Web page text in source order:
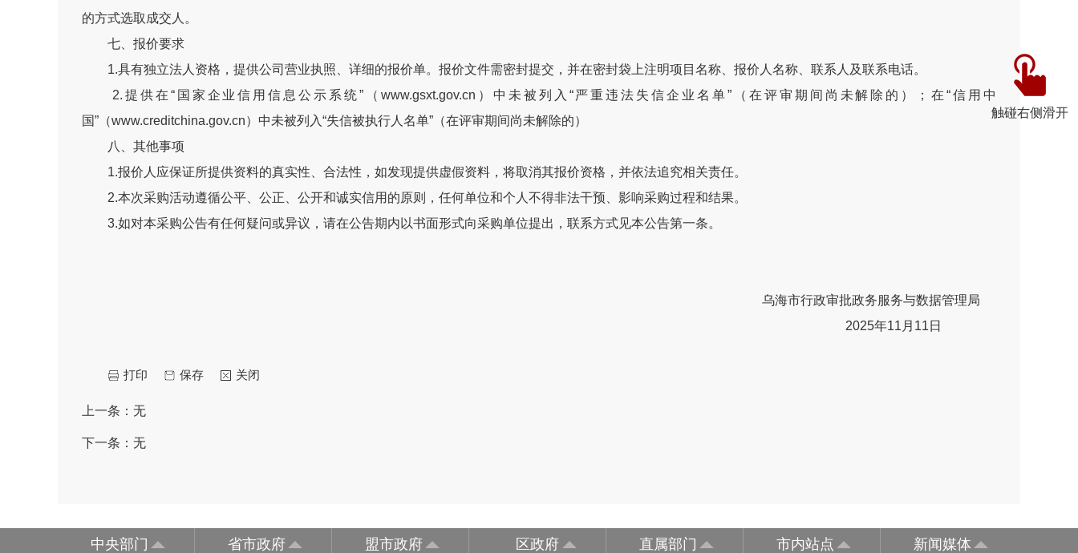
触碰右侧滑开
的方式选取成交人。
七、报价要求
1.具有独立法人资格，提供公司营业执照、详细的报价单。报价文件需密封提交，并在密封袋上注明项目名称、报价人名称、联系人及联系电话。
2.提供在“国家企业信用信息公示系统”（www.gsxt.gov.cn）中未被列入“严重违法失信企业名单”（在评审期间尚未解除的）；在“信用中
国”（www.creditchina.gov.cn）中未被列入“失信被执行人名单”（在评审期间尚未解除的）
八、其他事项
1.报价人应保证所提供资料的真实性、合法性，如发现提供虚假资料，将取消其报价资格，并依法追究相关责任。
2.本次采购活动遵循公平、公正、公开和诚实信用的原则，任何单位和个人不得非法干预、影响采购过程和结果。
3.如对本采购公告有任何疑问或异议，请在公告期内以书面形式向采购单位提出，联系方式见本公告第一条。
乌海市行政审批政务服务与数据管理局
2025年11月11日
关闭
保存
打印
上一条： 无
下一条： 无
中央部门 省市政府 盟市政府 区政府 直属部门 市内站点 新闻媒体